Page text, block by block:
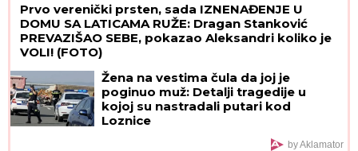
Prvo verenički prsten, sada IZNENAĐENJE U
DOMU SA LATICAMA RUŽE: Dragan Stanković
PREVAZIŠAO SEBE, pokazao Aleksandri koliko je
VOLI! (FOTO)
Žena na vestima čula da joj je
poginuo muž: Detalji tragedije u
kojoj su nastradali putari kod
Loznice
by Aklamator